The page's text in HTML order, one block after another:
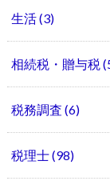
生活(3)
相続税・贈与税
税務調査 (6)
税理士(98)